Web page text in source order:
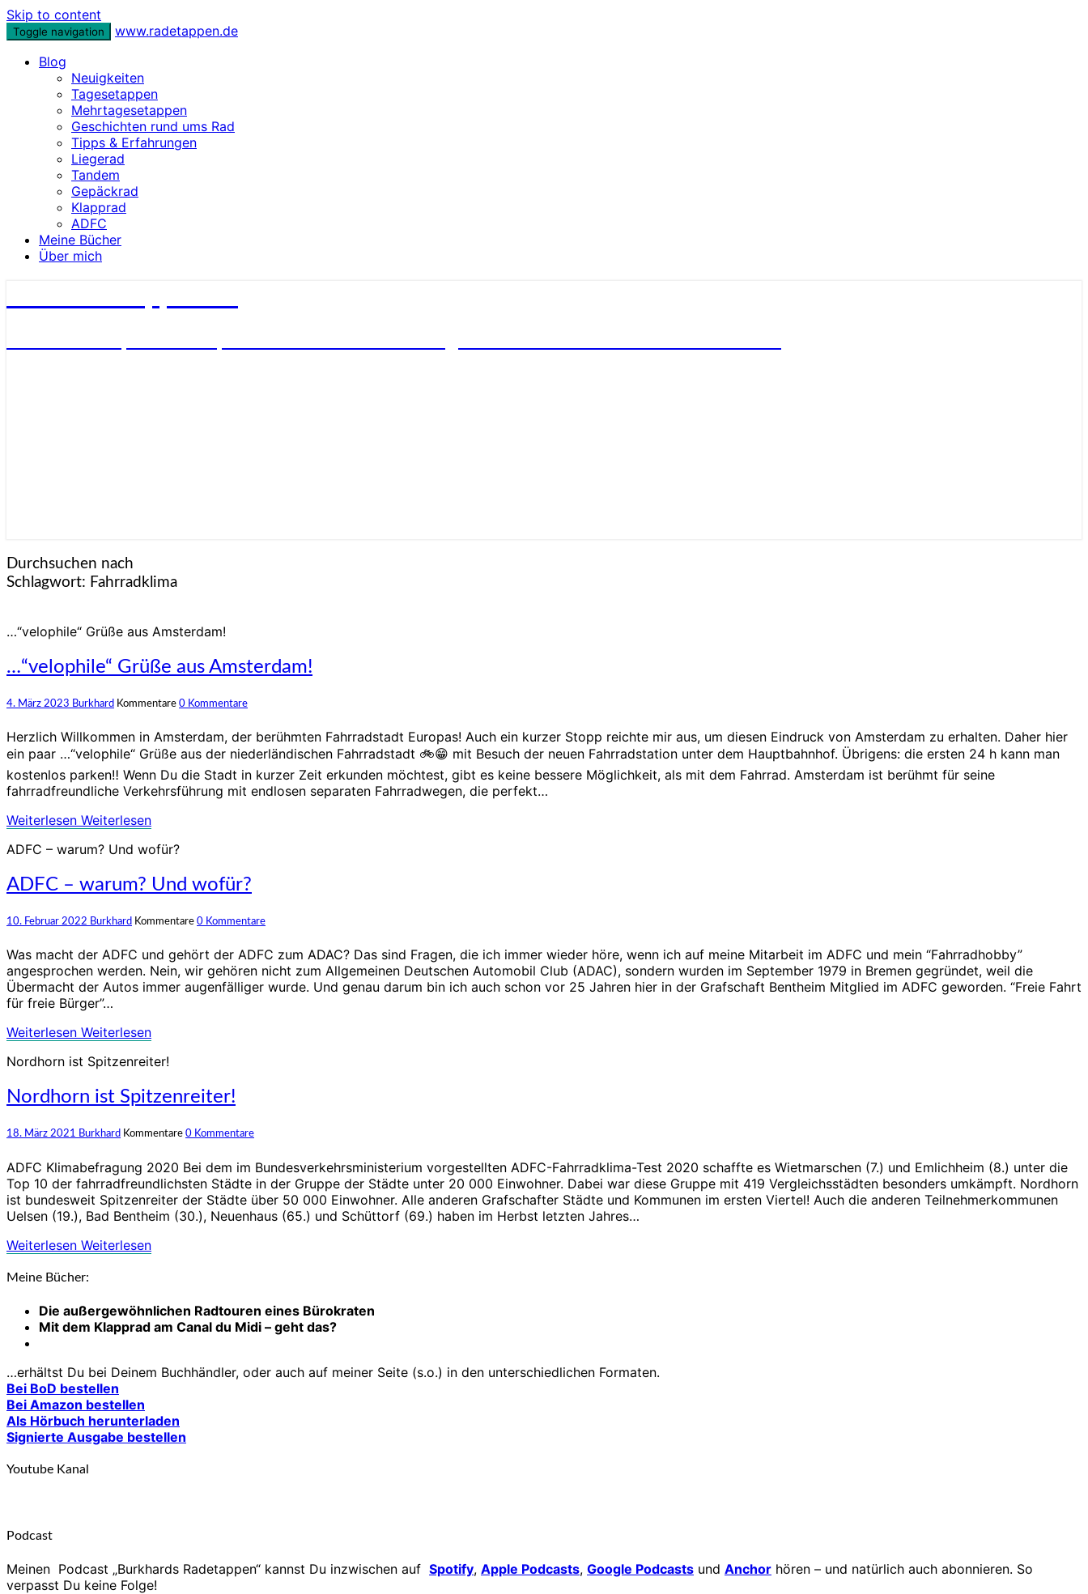
Skip to content
Toggle navigation
www.radetappen.de
Blog
Neuigkeiten
Tagesetappen
Mehrtagesetappen
Geschichten rund ums Rad
Tipps & Erfahrungen
Liegerad
Tandem
Gepäckrad
Klapprad
ADFC
Meine Bücher
Über mich
Durchsuchen nach
Schlagwort: Fahrradklima
…“velophile“ Grüße aus Amsterdam!
…“velophile“ Grüße aus Amsterdam!
4. März 2023 Burkhard Kommentare 0 Kommentare
Herzlich Willkommen in Amsterdam, der berühmten Fahrradstadt Europas! Auch ein kurzer Stopp reichte mir aus, um diesen Eindruck von Amsterdam zu erhalten. Daher hier
ein paar …“velophile“ Grüße aus der niederländischen Fahrradstadt 🚲😁 mit Besuch der neuen Fahrradstation unter dem Hauptbahnhof. Übrigens: die ersten 24 h kann man
kostenlos parken‼️ Wenn Du die Stadt in kurzer Zeit erkunden möchtest, gibt es keine bessere Möglichkeit, als mit dem Fahrrad. Amsterdam ist berühmt für seine
fahrradfreundliche Verkehrsführung mit endlosen separaten Fahrradwegen, die perfekt…
Weiterlesen Weiterlesen
ADFC – warum? Und wofür?
ADFC – warum? Und wofür?
10. Februar 2022 Burkhard Kommentare 0 Kommentare
Was macht der ADFC und gehört der ADFC zum ADAC? Das sind Fragen, die ich immer wieder höre, wenn ich auf meine Mitarbeit im ADFC und mein “Fahrradhobby”
angesprochen werden. Nein, wir gehören nicht zum Allgemeinen Deutschen Automobil Club (ADAC), sondern wurden im September 1979 in Bremen gegründet, weil die
Übermacht der Autos immer augenfälliger wurde. Und genau darum bin ich auch schon vor 25 Jahren hier in der Grafschaft Bentheim Mitglied im ADFC geworden. “Freie Fahrt
für freie Bürger”…
Weiterlesen Weiterlesen
Nordhorn ist Spitzenreiter!
Nordhorn ist Spitzenreiter!
18. März 2021 Burkhard Kommentare 0 Kommentare
ADFC Klimabefragung 2020 Bei dem im Bundesverkehrsministerium vorgestellten ADFC-Fahrradklima-Test 2020 schaffte es Wietmarschen (7.) und Emlichheim (8.) unter die
Top 10 der fahrradfreundlichsten Städte in der Gruppe der Städte unter 20 000 Einwohner. Dabei war diese Gruppe mit 419 Vergleichsstädten besonders umkämpft. Nordhorn
ist bundesweit Spitzenreiter der Städte über 50 000 Einwohner. Alle anderen Grafschafter Städte und Kommunen im ersten Viertel! Auch die anderen Teilnehmerkommunen
Uelsen (19.), Bad Bentheim (30.), Neuenhaus (65.) und Schüttorf (69.) haben im Herbst letzten Jahres…
Weiterlesen Weiterlesen
Meine Bücher:
Die außergewöhnlichen Radtouren eines Bürokraten
Mit dem Klapprad am Canal du Midi – geht das?
…erhältst Du bei Deinem Buchhändler, oder auch auf meiner Seite (s.o.) in den unterschiedlichen Formaten.
Bei BoD bestellen
Bei Amazon bestellen
Als Hörbuch herunterladen
Signierte Ausgabe bestellen
Youtube Kanal
Podcast
Meinen Podcast „Burkhards Radetappen“ kannst Du inzwischen auf Spotify, Apple Podcasts, Google Podcasts und Anchor hören – und natürlich auch abonnieren. So
verpasst Du keine Folge!